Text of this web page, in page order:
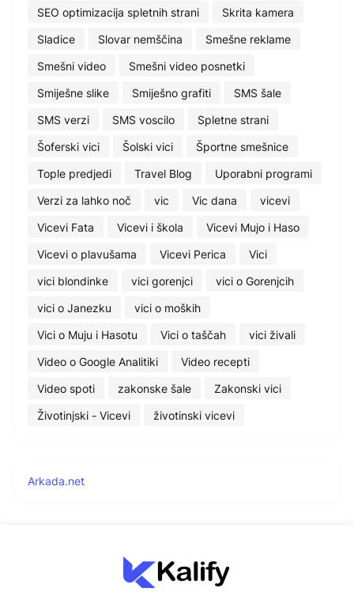
SEO optimizacija spletnih strani
Skrita kamera
Sladice
Slovar nemščina
Smešne reklame
Smešni video
Smešni video posnetki
Smiješne slike
Smiješno grafiti
SMS šale
SMS verzi
SMS voscilo
Spletne strani
Šoferski vici
Šolski vici
Športne smešnice
Tople predjedi
Travel Blog
Uporabni programi
Verzi za lahko noč
vic Vic dana
vicevi
Vicevi Fata
Vicevi i škola
Vicevi Mujo i Haso
Vicevi o plavušama
Vicevi Perica
Vici
vici blondinke
vici gorenjci
vici o Gorenjcih
vici o Janezku
vici o moških
Vici o Muju i Hasotu
Vici o taščah
vici živali
Video o Google Analitiki
Video recepti
Video spoti
zakonske šale
Zakonski vici
Životinjski - Vicevi
životinski vicevi
Arkada.net